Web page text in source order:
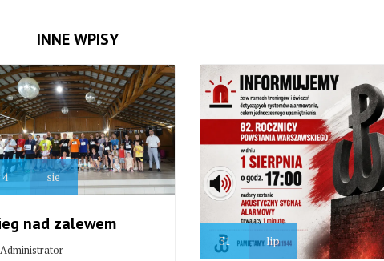
INNE WPISY
4 sie
nad zalewem
Administrator
31 lip